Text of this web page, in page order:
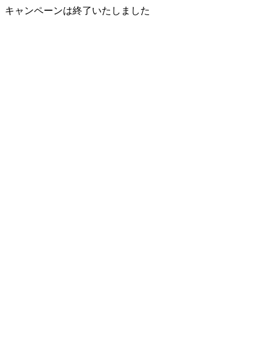
キャンペーンは終了いたしました